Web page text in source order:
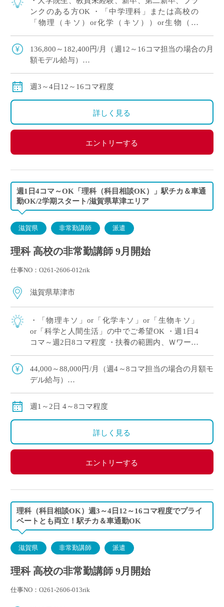
ンクのある方OK ・「中学理科」または高校の
「物理（キソ）or化学（キソ））or生物（キ
週3～4日12～16コマ程度の中で相談OK […]
136,800～182,400円/月（週12～16コマ担当の場合の月
額モデル給与）
※ご勤務スタート時期によって、初月の給与は日割計
週3～4日12～16コマ程度
詳しく見る
エントリーする
週1日4コマ～OK「理科（科目相談OK）」駅チカ＆車通
勤OK/2学期スタート/滋賀県草津エリア
滋賀県 非常勤講師 派遣
理科 高校の非常勤講師 9月開始
仕事NO：O261-2606-012rik
滋賀県草津市
・「物理キソ」or「化学キソ」or「生物キソ」
or「科学と人間生活」の中でご希望OK ・週1日4
コマ～週2日8コマ程度 ・扶養の範囲内、Ｗワーク
高等学校にて、理科の非常勤講師 […]
44,000～88,000円/月（週4～8コマ担当の場合の月額モ
デル給与）
算になります。
週1～2日 4～8コマ程度
詳しく見る
エントリーする
理科（科目相談OK）週3～4日12～16コマ程度でプライ
ベートとも両立！駅チカ＆車通勤OK
滋賀県 非常勤講師 派遣
理科 高校の非常勤講師 9月開始
仕事NO：O261-2606-013rik